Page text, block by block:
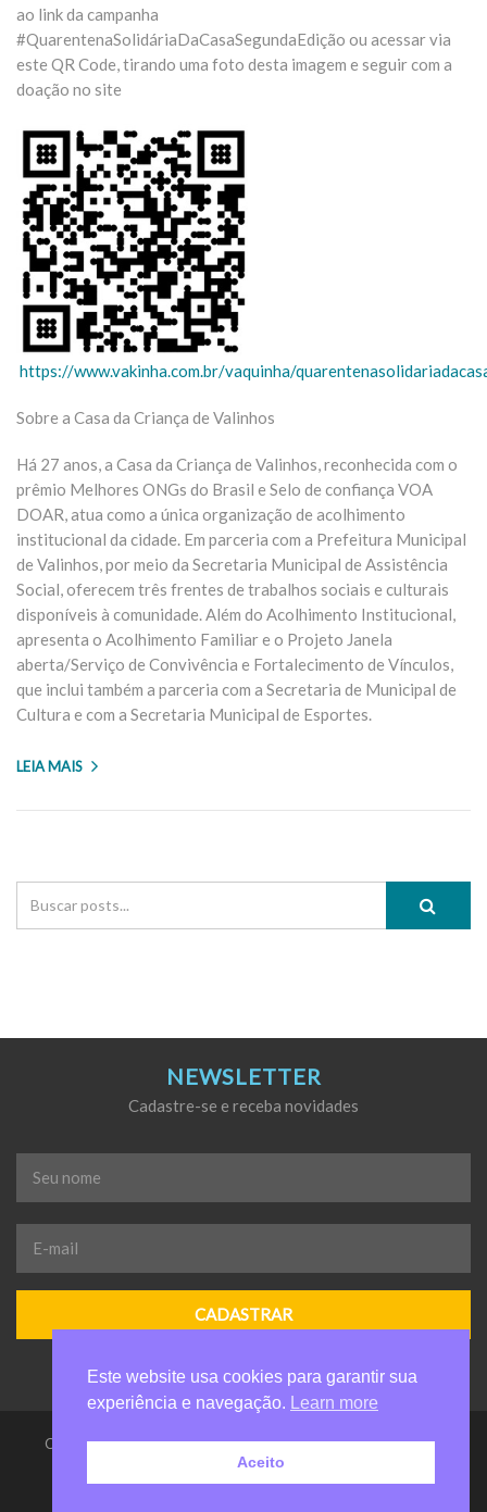
ao link da campanha
#QuarentenaSolidáriaDaCasaSegundaEdição ou acessar via
este QR Code, tirando uma foto desta imagem e seguir com a
doação no site
https://www.vakinha.com.br/vaquinha/
Sobre a Casa da Criança de Valinhos
Há 27 anos, a Casa da Criança de Valinhos, reconhecida com o
prêmio Melhores ONGs do Brasil e Selo de confiança VOA
DOAR, atua como a única organização de acolhimento
institucional da cidade. Em parceria com a Prefeitura Municipal
de Valinhos, por meio da Secretaria Municipal de Assistência
Social, oferecem três frentes de trabalhos sociais e culturais
disponíveis à comunidade. Além do Acolhimento Institucional,
apresenta o Acolhimento Familiar e o Projeto Janela
aberta/Serviço de Convivência e Fortalecimento de Vínculos,
que inclui também a parceria com a Secretaria de Municipal de
Cultura e com a Secretaria Municipal de Esportes.
LEIA MAIS
NEWSLETTER
Cadastre-se e receba novidades
Seu
nome
*
E-
mail
*
Casa da Criança de Valinhos Anelio Zanuchi - Todos os direitos
reservados
Este website usa cookies para garantir sua
experiência e navegação.
Learn more
Aceito